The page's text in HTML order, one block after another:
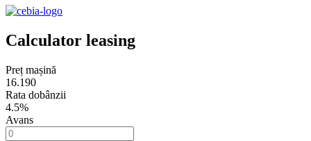
Calculator leasing
Preț mașină
16.190
Rata dobânzii
4.5%
Avans